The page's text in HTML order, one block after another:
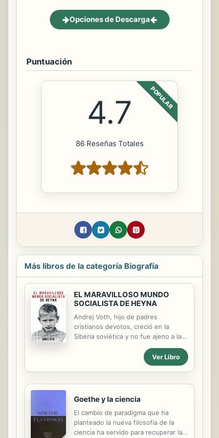
Opciones de Descarga
Puntuación
POPULAR
4.7
86 Reseñas Totales
Más libros de la categoría Biografía
EL MARAVILLOSO MUNDO
SOCIALISTA DE HEYNA
Andrej Voth, hijo de padres
cristianos devotos, creció en la
Siberia soviética y no fue ajeno a las
espiritual en la antigua URSS
comunista. Aquí cuenta la historia de
su viaje mientras el joven (y luego
hombre) navega por las ideologías
contrastantes del cristianismo y el
socialismo. El viaje de Andrej ofrece
al lector una visión de la vida
cotidiana en la URSS desde 1964
Ver Libro
Goethe y la ciencia
El cambio de paradigma que ha
planteado la nueva filosofía de la
ciencia ha servido para recuperar las